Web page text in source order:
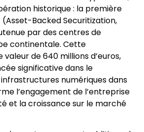
historique : la première
Backed Securitization,
par des centres de
continentale. Cette
valeur de 640 millions d’euros,
significative dans le
numériques dans
l’engagement de l’entreprise
et la croissance sur le marché